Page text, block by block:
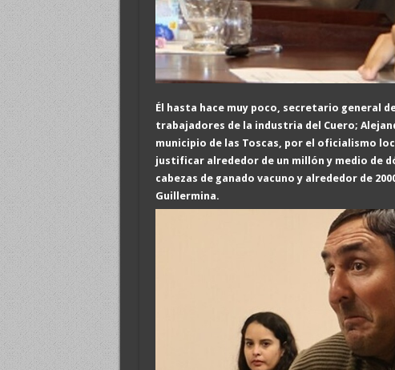
Él
hasta hace muy poco, secretario general
trabajadores de la industria del Cuero;
municipio de las Toscas, por el oficialismo
justificar alrededor de un millón y medio de
cabezas de ganado vacuno y alrededor de
Guillermina.